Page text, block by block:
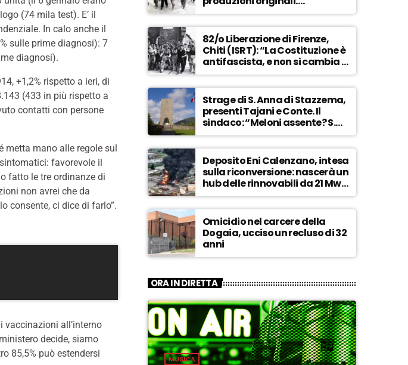
(74 mila test). E’ il
In calo anche il
sulle prime diagnosi): 7
diagnosi).
+1,2% rispetto a ieri, di
(433 in più rispetto a
contatti con persone
metta mano alle regole sul
favorevole il
fatto le tre ordinanze di
non avrei che da
consente, ci dice di farlo”.
vaccinazioni all’interno
decide, siamo
85,5% può estendersi
Novaradio festeggia in onda
la Liberazione di Firenze
82/o Liberazione di Firenze,
Chiti (ISRT): “La Costituzione è
antifascista, e non si cambia a
maggioranza” – ASCOLTA
Strage di S. Anna di Stazzema,
presenti Tajani e Conte. Il
sindaco: “Meloni assente? S.
Anna aperta tutto l’anno…” –
ASCOLTA
Deposito Eni Calenzano, intesa
sulla riconversione: nascerà un
hub delle rinnovabili da 21 Mw –
ASCOLTA
Omicidio nel carcere della
Dogaia, ucciso un recluso di 32
anni
ORA IN DIRETTA
MUSICA